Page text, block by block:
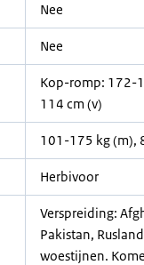
Nee
Nee
Kop-romp: 172-
114 cm (v)
101-175 kg (m),
Herbivoor
Verspreiding:
Pakistan,
woestijnen.